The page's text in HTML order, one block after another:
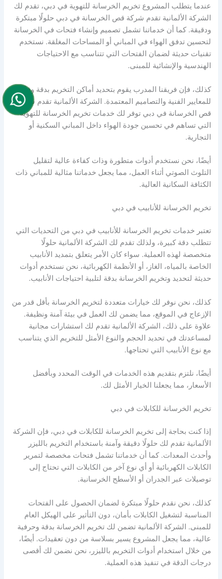
عندما يتطلب المشروع تخريم الخرسانة للتهوية في دبي، تقدم لك
الشركة الألمانية تقدم شركة قص الخرسانة في دبي حلولًا مبتكرة
ودقيقة. كما أن خدماتنا تشمل تصميم وإنشاء فتحات في الخرسانة
لتحسين تدفق الهواء في المباني أو المساحات المغلقة. نستخدم
تقنيات حديثة لضمان الفتحات التي تتناسب مع الاحتياجات
الهندسية والإنشائية للمبنى.
كذلك، فإن فريقنا المدرب يقوم بتحديد أماكن التخريم بدقة وفقًا
للمعايير الفنية والتصاميم المعتمدة. الشركة الألمانية تقدم شركة
قص الخرسانة في دبي توفر لك خدمات تخريم الخرسانة للتهوية
التي تساهم في تحسين جودة الهواء داخل المباني السكنية أو
التجارية.
أيضًا، نحن نستخدم أدوات متطورة وذات كفاءة عالية لتقليل
التلوث الصوتي أثناء العمل، مما يجعل خدماتنا مثالية للمباني ذات
الكثافة السكانية العالية.
تخريم الخرسانة للأنابيب في دبي
تعتبر خدمات تخريم الخرسانة للأنابيب في دبي من التحديات التي
تتطلب دقة كبيرة، ولذلك تقدم لك الشركة الألمانية حلولًا
متخصصة لهذه العملية. سواء كان الأمر يتعلق بتمديد الأنابيب
الخاصة بالمياه، الغاز، أو الأنظمة الكهربائية، نحن نستخدم أدوات
حديثة لتحديد وتخريم الخرسانة بدقة لتلبية احتياجات الأنابيب.
كذلك، نحن نوفر لك خيارات متعددة لتخريم الخرسانة بأقل قدر من
الإزعاج في الموقع، مما يضمن لك العمل في بيئة آمنة ونظيفة.
علاوة على ذلك، الشركة الألمانية تقدم لك استشارات مجانية
لمساعدتك في تحديد الحجم والنوع الأمثل للتخريم الذي يتناسب
مع نوع الأنابيب التي تحتاجها.
أيضًا، نلتزم بتقديم هذه الخدمات في الوقت المحدد وبأفضل
الأسعار، مما يجعلنا الخيار الأمثل لك.
تخريم الخرسانة للكابلات في دبي
إذا كنت بحاجة إلى تخريم الخرسانة للكابلات في دبي، فإن الشركة
الألمانية تقدم لك حلولًا دقيقة وآمنة باستخدام التخريم بالليزر
وأحدث المعدات. كما أن خدماتنا تشمل فتحات مخصصة لتمرير
الكابلات الكهربائية أو أي نوع آخر من الكابلات التي تحتاج إلى
توصيلات عبر الجدران أو الأسطح الخرسانية.
كذلك، نحن نقدم حلولًا مبتكرة لضمان الحصول على الفتحات
المناسبة لتشغيل الكابلات بأمان، دون التأثير على الهيكل العام
للمبنى. الشركة الألمانية تضمن لك تخريم الخرسانة بدقة وحرفية
عالية، مما يجعل المشروع يسير بسلاسة من دون تعقيدات. أيضًا،
من خلال استخدام أدوات التخريم بالليزر، نحن نضمن لك أقصى
درجات الدقة في تنفيذ هذه العملية.